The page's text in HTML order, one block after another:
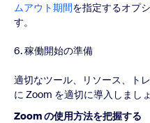
ムアウト期間を指定するオプ
す。
6. 稼働開始の準備
適切なツール、リソース、ト
に Zoom を適切に導入しましょ
Zoom の使用方法を把握する